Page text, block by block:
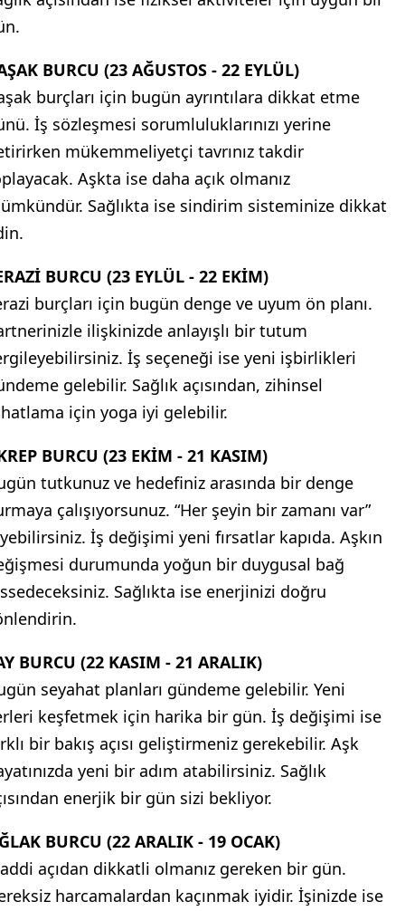
BURCU (23 AĞUSTOS - 22 EYLÜL)
burçları için bugün ayrıntılara dikkat etme
İş sözleşmesi sorumluluklarınızı yerine
mükemmeliyetçi tavrınız takdir
Aşkta ise daha açık olmanız
Sağlıkta ise sindirim sisteminize dikkat
BURCU (23 EYLÜL - 22 EKİM)
burçları için bugün denge ve uyum ön planı.
ilişkinizde anlayışlı bir tutum
İş seçeneği ise yeni işbirlikleri
gelebilir. Sağlık açısından, zihinsel
için yoga iyi gelebilir.
BURCU (23 EKİM - 21 KASIM)
tutkunuz ve hedefiniz arasında bir denge
çalışıyorsunuz. “Her şeyin bir zamanı var”
İş değişimi yeni fırsatlar kapıda. Aşkın
durumunda yoğun bir duygusal bağ
Sağlıkta ise enerjinizi doğru
BURCU (22 KASIM - 21 ARALIK)
seyahat planları gündeme gelebilir. Yeni
keşfetmek için harika bir gün. İş değişimi ise
bir bakış açısı geliştirmeniz gerekebilir. Aşk
yeni bir adım atabilirsiniz. Sağlık
enerjik bir gün sizi bekliyor.
BURCU (22 ARALIK - 19 OCAK)
açıdan dikkatli olmanız gereken bir gün.
harcamalardan kaçınmak iyidir. İşinizde ise